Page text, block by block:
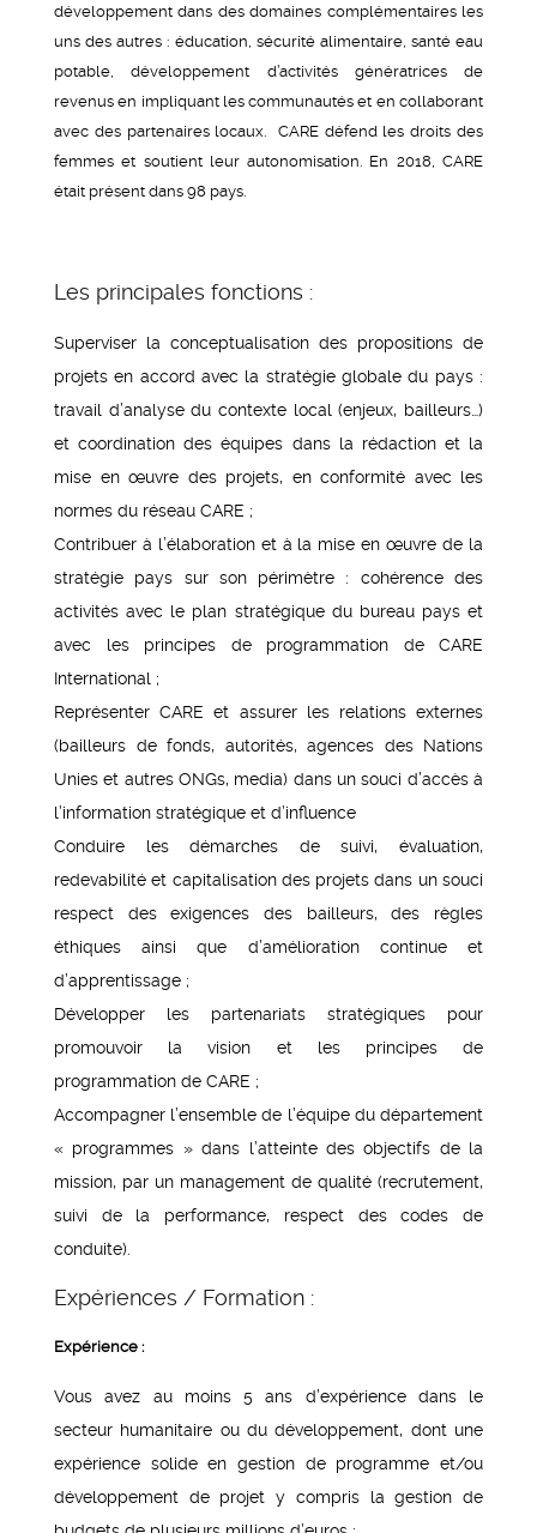
développement dans des domaines complémentaires les
uns des autres : éducation, sécurité alimentaire, santé eau
potable, développement d’activités génératrices de
revenus en impliquant les communautés et en collaborant
avec des partenaires locaux. CARE défend les droits des
femmes et soutient leur autonomisation. En 2018, CARE
était présent dans 98 pays.
Les principales fonctions :
Superviser la conceptualisation des propositions de
projets en accord avec la stratégie globale du pays :
travail d’analyse du contexte local (enjeux, bailleurs…)
et coordination des équipes dans la rédaction et la
mise en œuvre des projets, en conformité avec les
normes du réseau CARE ;
Contribuer à l’élaboration et à la mise en œuvre de la
stratégie pays sur son périmètre : cohérence des
activités avec le plan stratégique du bureau pays et
avec les principes de programmation de CARE
International ;
Représenter CARE et assurer les relations externes
(bailleurs de fonds, autorités, agences des Nations
Unies et autres ONGs, media) dans un souci d’accès à
l’information stratégique et d’influence
Conduire les démarches de suivi, évaluation,
redevabilité et capitalisation des projets dans un souci
respect des exigences des bailleurs, des règles
éthiques ainsi que d’amélioration continue et
d’apprentissage ;
Développer les partenariats stratégiques pour
promouvoir la vision et les principes de
programmation de CARE ;
Accompagner l’ensemble de l’équipe du département
« programmes » dans l’atteinte des objectifs de la
mission, par un management de qualité (recrutement,
suivi de la performance, respect des codes de
conduite).
Expériences / Formation :
Expérience :
Vous avez au moins 5 ans d’expérience dans le
secteur humanitaire ou du développement, dont une
expérience solide en gestion de programme et/ou
développement de projet y compris la gestion de